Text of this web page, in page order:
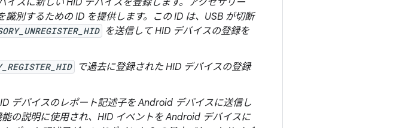
イスに新しい HID デバイスを登録します。アクセサリー
別するための ID を提供します。この ID は、USB が切断
を送信して HID デバイスの登録を
で過去に登録された HID デバイスの登録
デバイスのレポート記述子を Android デバイスに送信し
の説明に使用され、HID イベントを Android デバイスに